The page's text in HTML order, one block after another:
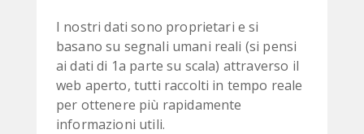
I nostri dati sono proprietari e si
basano su segnali umani reali (si pensi
ai dati di 1a parte su scala) attraverso il
web aperto, tutti raccolti in tempo reale
per ottenere più rapidamente
informazioni utili.